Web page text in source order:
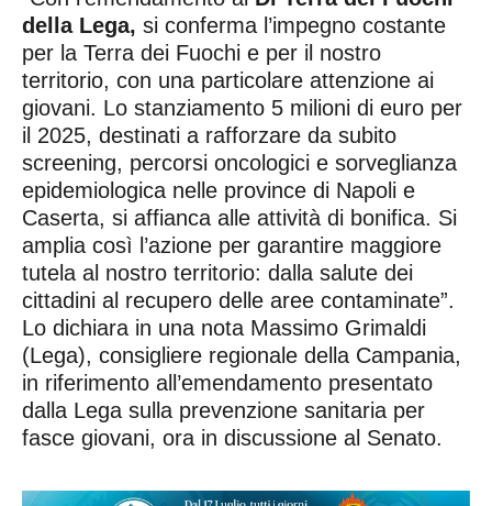
della Lega, si conferma l’impegno costante
per la Terra dei Fuochi e per il nostro
territorio, con una particolare attenzione ai
giovani. Lo stanziamento 5 milioni di euro per
il 2025, destinati a rafforzare da subito
screening, percorsi oncologici e sorveglianza
epidemiologica nelle province di Napoli e
Caserta, si affianca alle attività di bonifica. Si
amplia così l’azione per garantire maggiore
tutela al nostro territorio: dalla salute dei
cittadini al recupero delle aree contaminate”.
Lo dichiara in una nota Massimo Grimaldi
(Lega), consigliere regionale della Campania,
in riferimento all’emendamento presentato
dalla Lega sulla prevenzione sanitaria per
fasce giovani, ora in discussione al Senato.